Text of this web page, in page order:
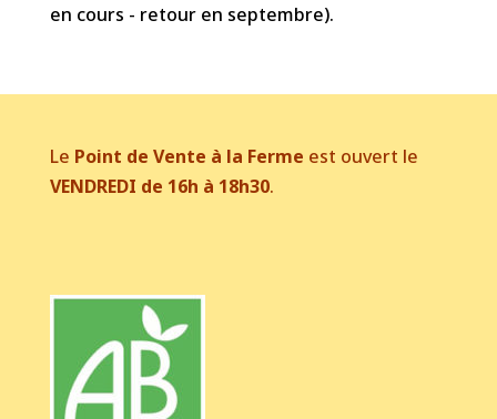
en cours - retour en septembre).
Le Point de Vente à la Ferme est ouvert le
VENDREDI de 16h à 18h30.